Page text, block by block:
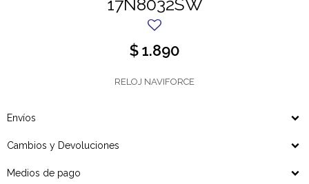
17N8032SW
$ 1.890
RELOJ NAVIFORCE
Envíos
Cambios y Devoluciones
Medios de pago